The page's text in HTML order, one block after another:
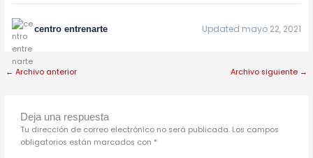
centro entrenarte Updated mayo 22, 2021
← Archivo anterior Archivo siguiente →
Deja una respuesta
Tu dirección de correo electrónico no será publicada. Los campos
obligatorios están marcados con *